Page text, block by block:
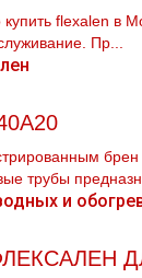
flехalеn в
Пр...
тpубы